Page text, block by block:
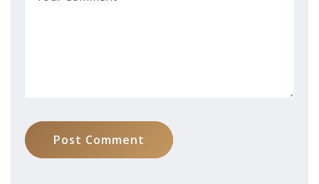
Post Comment